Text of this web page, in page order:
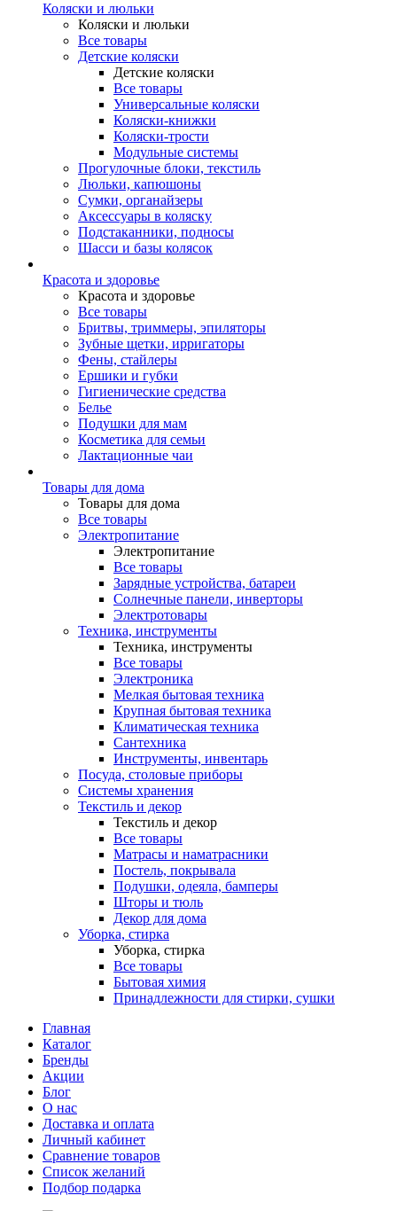
Коляски и люльки
Коляски и люльки
Все товары
Детские коляски
Детские коляски
Все товары
Универсальные коляски
Коляски-книжки
Коляски-трости
Модульные системы
Прогулочные блоки, текстиль
Люльки, капюшоны
Сумки, органайзеры
Аксессуары в коляску
Подстаканники, подносы
Шасси и базы колясок
Красота и здоровье
Красота и здоровье
Все товары
Бритвы, триммеры, эпиляторы
Зубные щетки, ирригаторы
Фены, стайлеры
Ершики и губки
Гигиенические средства
Белье
Подушки для мам
Косметика для семьи
Лактационные чаи
Товары для дома
Товары для дома
Все товары
Электропитание
Электропитание
Все товары
Зарядные устройства, батареи
Солнечные панели, инверторы
Электротовары
Техника, инструменты
Техника, инструменты
Все товары
Электроника
Мелкая бытовая техника
Крупная бытовая техника
Климатическая техника
Сантехника
Инструменты, инвентарь
Посуда, столовые приборы
Системы хранения
Текстиль и декор
Текстиль и декор
Все товары
Матрасы и наматрасники
Постель, покрывала
Подушки, одеяла, бамперы
Шторы и тюль
Декор для дома
Уборка, стирка
Уборка, стирка
Все товары
Бытовая химия
Принадлежности для стирки, сушки
Главная
Каталог
Бренды
Акции
Блог
О нас
Доставка и оплата
Личный кабинет
Сравнение товаров
Список желаний
Подбор подарка